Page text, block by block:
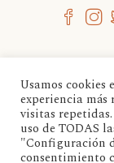
Si
favor
su
Usamos
experiencia más
visitas
uso de TODAS
"Configuración
consentimiento